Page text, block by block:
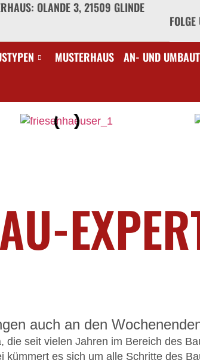
OLANDE 3, 21509 GLINDE
MUSTERHAUS AN- UND
auch an den
seit vielen Jahren im Bereich des
es sich um alle Schritte des